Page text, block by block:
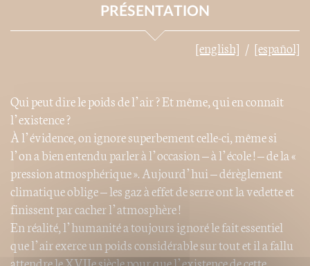
PRÉSENTATION
[english] [español]
Qui peut dire le poids de l’air ? Et même, qui en connaît
l’existence ?
À l’évidence, on ignore superbement celle-ci, même si
l’on a bien entendu parler à l’occasion – à l’école ! – de la «
pression atmosphérique ». Aujourd’hui – dérèglement
climatique oblige – les gaz à effet de serre ont la vedette et
finissent par cacher l’atmosphère !
En réalité, l’humanité a toujours ignoré le fait essentiel
que l’air exerce un poids considérable sur tout et il a fallu
attendre le XVIIe siècle pour que l’existence de cette